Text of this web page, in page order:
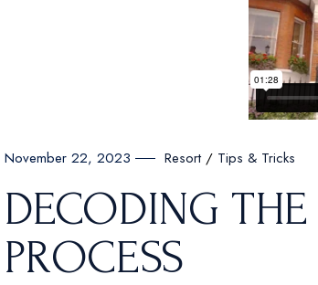
Weekend Retreat
Coming Soon
November 22, 2023 Resort Tips & Tricks
DECODING
PROCESS